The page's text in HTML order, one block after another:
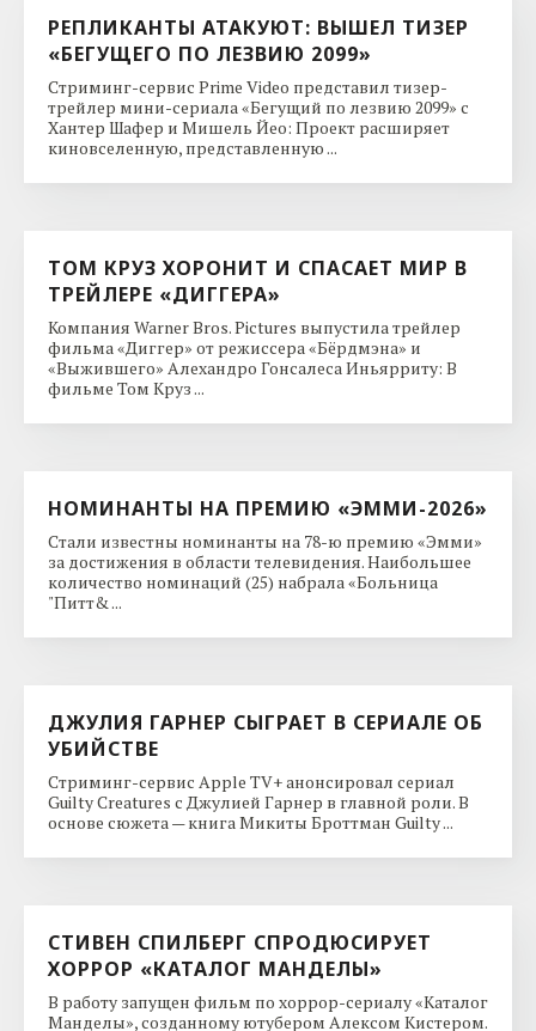
РЕПЛИКАНТЫ АТАКУЮТ: ВЫШЕЛ ТИЗЕР
«БЕГУЩЕГО ПО ЛЕЗВИЮ 2099»
Стриминг-сервис Prime Video представил тизер-
трейлер мини-сериала «Бегущий по лезвию 2099» с
Хантер Шафер и Мишель Йео: Проект расширяет
киновселенную, представленную ...
ТОМ КРУЗ ХОРОНИТ И СПАСАЕТ МИР В
ТРЕЙЛЕРЕ «ДИГГЕРА»
Компания Warner Bros. Pictures выпустила трейлер
фильма «Диггер» от режиссера «Бёрдмэна» и
«Выжившего» Алехандро Гонсалеса Иньярриту: В
фильме Том Круз ...
НОМИНАНТЫ НА ПРЕМИЮ «ЭММИ-2026»
Стали известны номинанты на 78-ю премию «Эмми»
за достижения в области телевидения. Наибольшее
количество номинаций (25) набрала «Больница
"Питт& ...
ДЖУЛИЯ ГАРНЕР СЫГРАЕТ В СЕРИАЛЕ ОБ
УБИЙСТВЕ
Стриминг-сервис Apple TV+ анонсировал сериал
Guilty Creatures с Джулией Гарнер в главной роли. В
основе сюжета — книга Микиты Броттман Guilty ...
СТИВЕН СПИЛБЕРГ СПРОДЮСИРУЕТ
ХОРРОР «КАТАЛОГ МАНДЕЛЫ»
В работу запущен фильм по хоррор-сериалу «Каталог
Манделы», созданному ютубером Алексом Кистером.